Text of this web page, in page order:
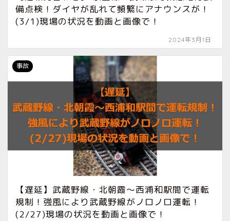
備点検！ダイヤが乱れて頻繁にアナウンスが！
(3/1)現場の状況を動画と画像で！
2024年3月1日
事故
【遅延】武蔵野線・北朝霞〜西浦和駅間で運転
規制！強風により武蔵野線がノロノロ運転！
(2/27)現場の状況を動画と画像で！